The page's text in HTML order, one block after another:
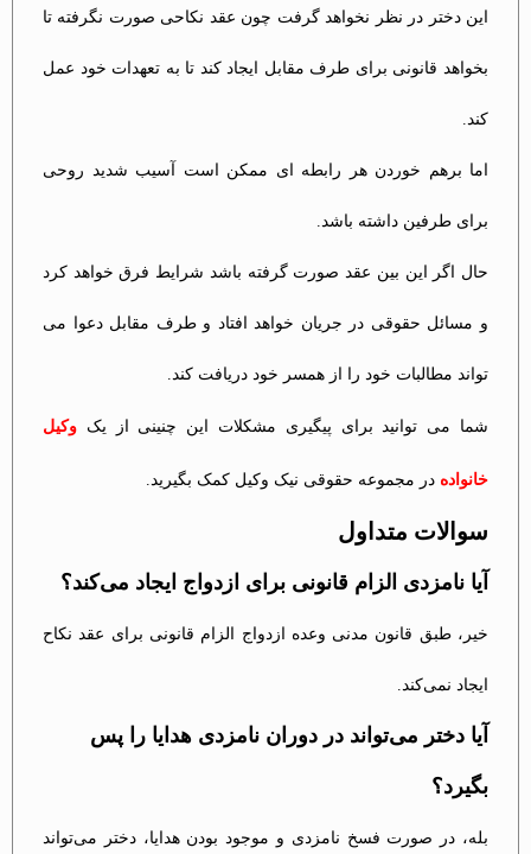
این دختر در نظر نخواهد گرفت چون عقد نکاحی صورت نگرفته تا
بخواهد قانونی برای طرف مقابل ایجاد کند تا به تعهدات خود عمل
کند.
اما برهم خوردن هر رابطه ای ممکن است آسیب شدید روحی
برای طرفین داشته باشد.
حال اگر این بین عقد صورت گرفته باشد شرایط فرق خواهد کرد
و مسائل حقوقی در جریان خواهد افتاد و طرف مقابل دعوا می
تواند مطالبات خود را از همسر خود دریافت کند.
شما می توانید برای پیگیری مشکلات این چنینی از یک وکیل
خانواده در مجموعه حقوقی نیک وکیل کمک بگیرید.
سوالات متداول
آیا نامزدی الزام قانونی برای ازدواج ایجاد می‌کند؟
خیر، طبق قانون مدنی وعده ازدواج الزام قانونی برای عقد نکاح
ایجاد نمی‌کند.
آیا دختر می‌تواند در دوران نامزدی هدایا را پس
بگیرد؟
بله، در صورت فسخ نامزدی و موجود بودن هدایا، دختر می‌تواند